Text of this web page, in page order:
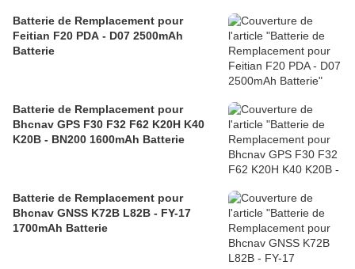
Batterie de Remplacement pour
Feitian F20 PDA - D07 2500mAh
Batterie
Batterie de Remplacement pour
Bhcnav GPS F30 F32 F62 K20H K40
K20B - BN200 1600mAh Batterie
Batterie de Remplacement pour
Bhcnav GNSS K72B L82B - FY-17
1700mAh Batterie